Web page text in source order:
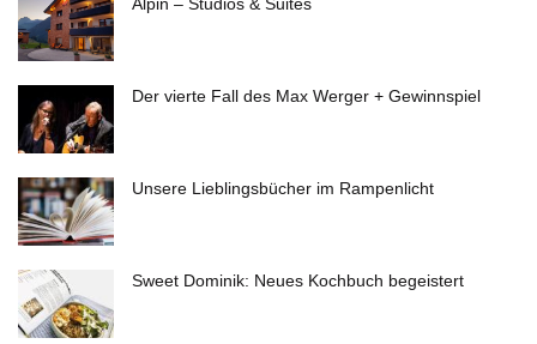
Der vierte Fall des Max Werger + Gewinnspiel
Unsere Lieblingsbücher im Rampenlicht
Sweet Dominik: Neues Kochbuch begeistert